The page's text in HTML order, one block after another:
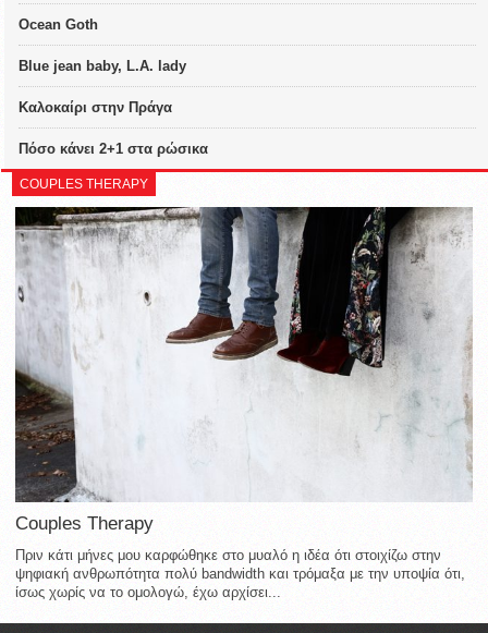
Ocean Goth
Blue jean baby, L.A. lady
Καλοκαίρι στην Πράγα
Πόσο κάνει 2+1 στα ρώσικα
COUPLES THERAPY
Couples Therapy
Πριν κάτι μήνες μου καρφώθηκε στο μυαλό η ιδέα ότι στοιχίζω στην
ψηφιακή ανθρωπότητα πολύ bandwidth και τρόμαξα με την υποψία ότι,
ίσως χωρίς να το ομολογώ, έχω αρχίσει...